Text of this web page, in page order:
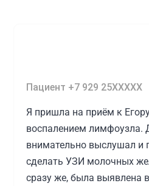
Пациент +7 929 25XXXXX
Я пришла на приём к
воспалением лимфоузла.
внимательно выслушал и
сделать УЗИ молочных
сразу же, была выявлена